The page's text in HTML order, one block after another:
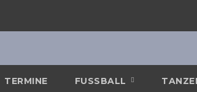
TERMINE FUSSBALL